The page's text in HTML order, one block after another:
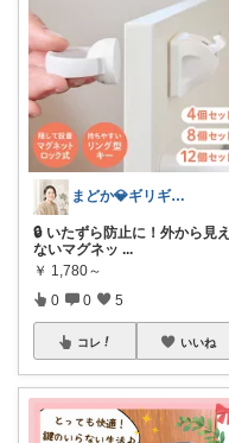
まどか💎ギリギリアラサーOL
🔒 いたずら防止に！外から見え
ないマグネッ ...
￥ 1,780～
0 0 5
コレ いいね